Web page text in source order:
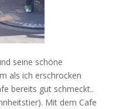
seine schöne
als ich erschrocken
bereits gut schmeckt..
Mit dem Cafe